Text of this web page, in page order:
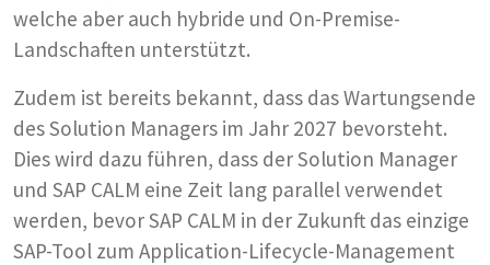
welche aber auch hybride und On-Premise-
Landschaften unterstützt.
Zudem ist bereits bekannt, dass das Wartungsende
des Solution Managers im Jahr 2027 bevorsteht.
Dies wird dazu führen, dass der Solution Manager
und SAP CALM eine Zeit lang parallel verwendet
werden, bevor SAP CALM in der Zukunft das einzige
SAP-Tool zum Application-Lifecycle-Management